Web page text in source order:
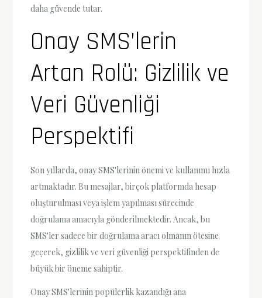
daha güvende tutar.
Onay SMS’lerin
Artan Rolü: Gizlilik ve
Veri Güvenliği
Perspektifi
Son yıllarda, onay SMS'lerinin önemi ve kullanımı hızla
artmaktadır. Bu mesajlar, birçok platformda hesap
oluşturulması veya işlem yapılması sürecinde
doğrulama amacıyla gönderilmektedir. Ancak, bu
SMS'ler sadece bir doğrulama aracı olmanın ötesine
geçerek, gizlilik ve veri güvenliği perspektifinden de
büyük bir öneme sahiptir.
Onay SMS'lerinin popülerlik kazandığı ana